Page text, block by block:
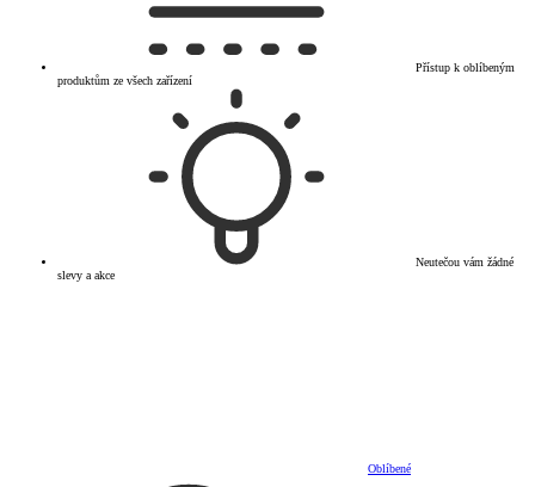
Přístup k oblíbeným
produktům ze všech zařízení
Neutečou vám žádné
slevy a akce
Oblíbené